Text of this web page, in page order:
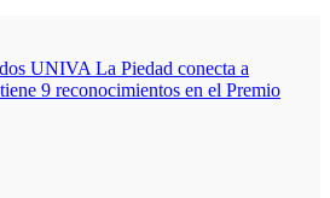
UNIVA La Piedad conecta a
9 reconocimientos en el Premio